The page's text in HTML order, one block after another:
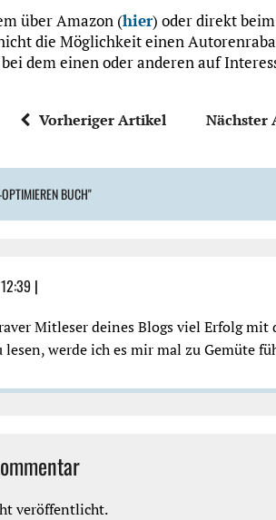
über Amazon (hier) oder direkt
die Möglichkeit einen
dem einen oder anderen auf
Vorheriger Artikel Nächster
BUCH"
|
Mitleser deines Blogs viel Erfolg mit
werde ich es mir mal zu Gemüte
veröffentlicht.